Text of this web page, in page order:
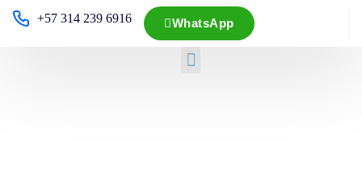
+57 314 239 6916 WhatsApp